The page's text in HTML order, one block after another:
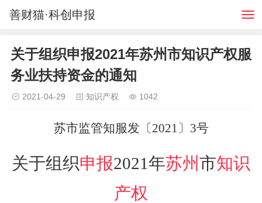
善财猫·科创申报
关于组织申报2021年苏州市知识产权服
务业扶持资金的通知
2021-04-29 知识产权 1042
苏市监管知服发〔2021〕3号
关于组织申报2021年苏州市知识
产权